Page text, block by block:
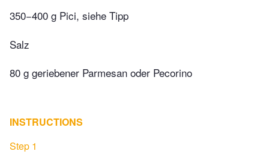
350−400 g Pici, siehe Tipp
Salz
80 g geriebener Parmesan oder Pecorino
INSTRUCTIONS
Step 1